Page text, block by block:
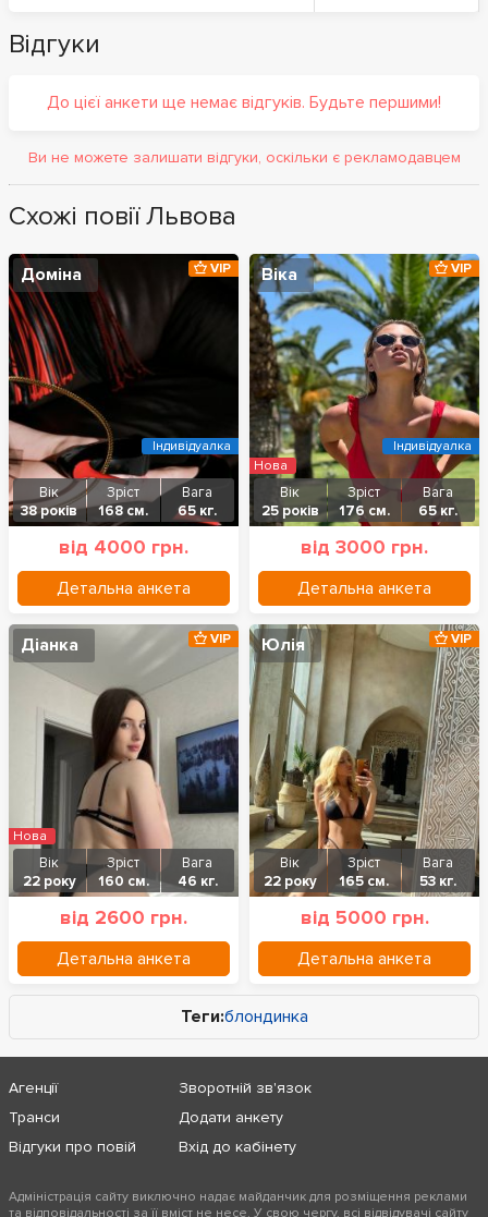
Відгуки
До цієї анкети ще немає відгуків. Будьте першими!
Ви не можете залишати відгуки, оскільки є рекламодавцем
Схожі повії Львова
Доміна
Вік
38 років
Зріст
168 см.
Вага
65 кг.
від 4000 грн.
Детальна анкета
VIP
Індивідуалка
Віка
Вік
25 років
Зріст
176 см.
Вага
65 кг.
від 3000 грн.
Детальна анкета
VIP
Нова
Індивідуалка
Діанка
Вік
22 року
Зріст
160 см.
Вага
46 кг.
від 2600 грн.
Детальна анкета
VIP
Нова
Юлія
Вік
22 року
Зріст
165 см.
Вага
53 кг.
від 5000 грн.
Детальна анкета
VIP
Теги:блондинка
Агенції
Транси
Відгуки про повій
Зворотній зв'язок
Додати анкету
Вхід до кабінету
Адміністрація сайту виключно надає майданчик для розміщення реклами
та відповідальності за її вміст не несе. У свою чергу, всі відвідувачі сайту